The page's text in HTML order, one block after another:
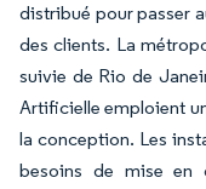
distribué pour passer
des clients. La
suivie de Rio de
Artificielle emploient
la conception. Les
besoins de mise en